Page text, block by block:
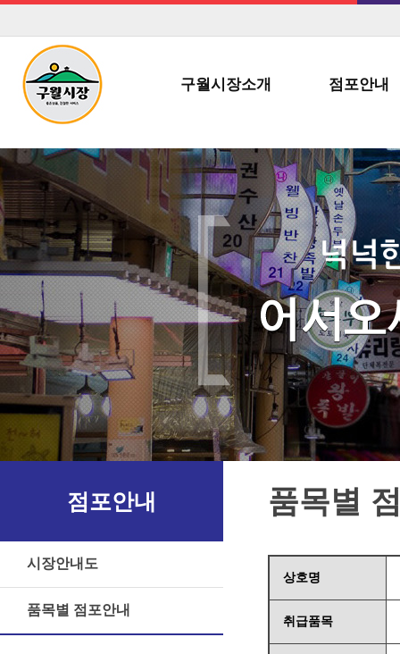
구월시장소개 점포안내
점포안내
시장안내도
품목별 점포안내
품목별
상호명
취급품목